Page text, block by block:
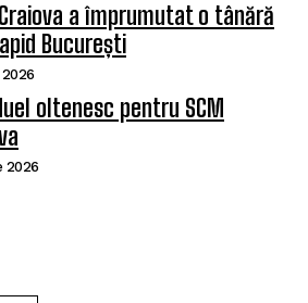
a împrumutat o tânără
București
oltenesc pentru SCM
2026